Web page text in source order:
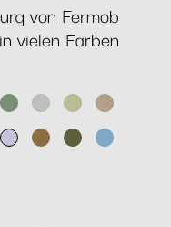
von Fermob
vielen Farben
KaktusLehmgrau
LindgrünMuskat
Marshmallo
Lebkuchen
PestoMaya